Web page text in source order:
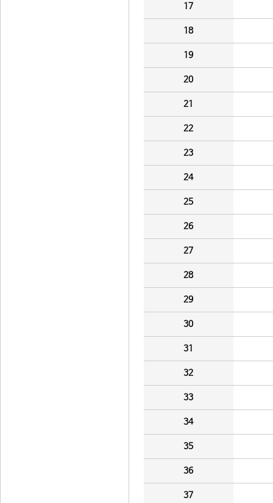
17
18
19
20
21
22
23
24
25
26
27
28
29
30
31
32
33
34
35
36
37